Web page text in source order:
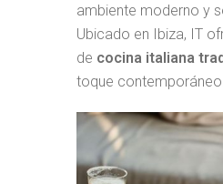
ambiente moderno y
Ubicado en Ibiza, IT
de cocina italiana
toque contemporáneo.